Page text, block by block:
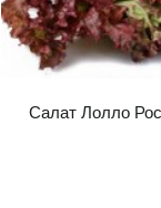
Салат Лолло